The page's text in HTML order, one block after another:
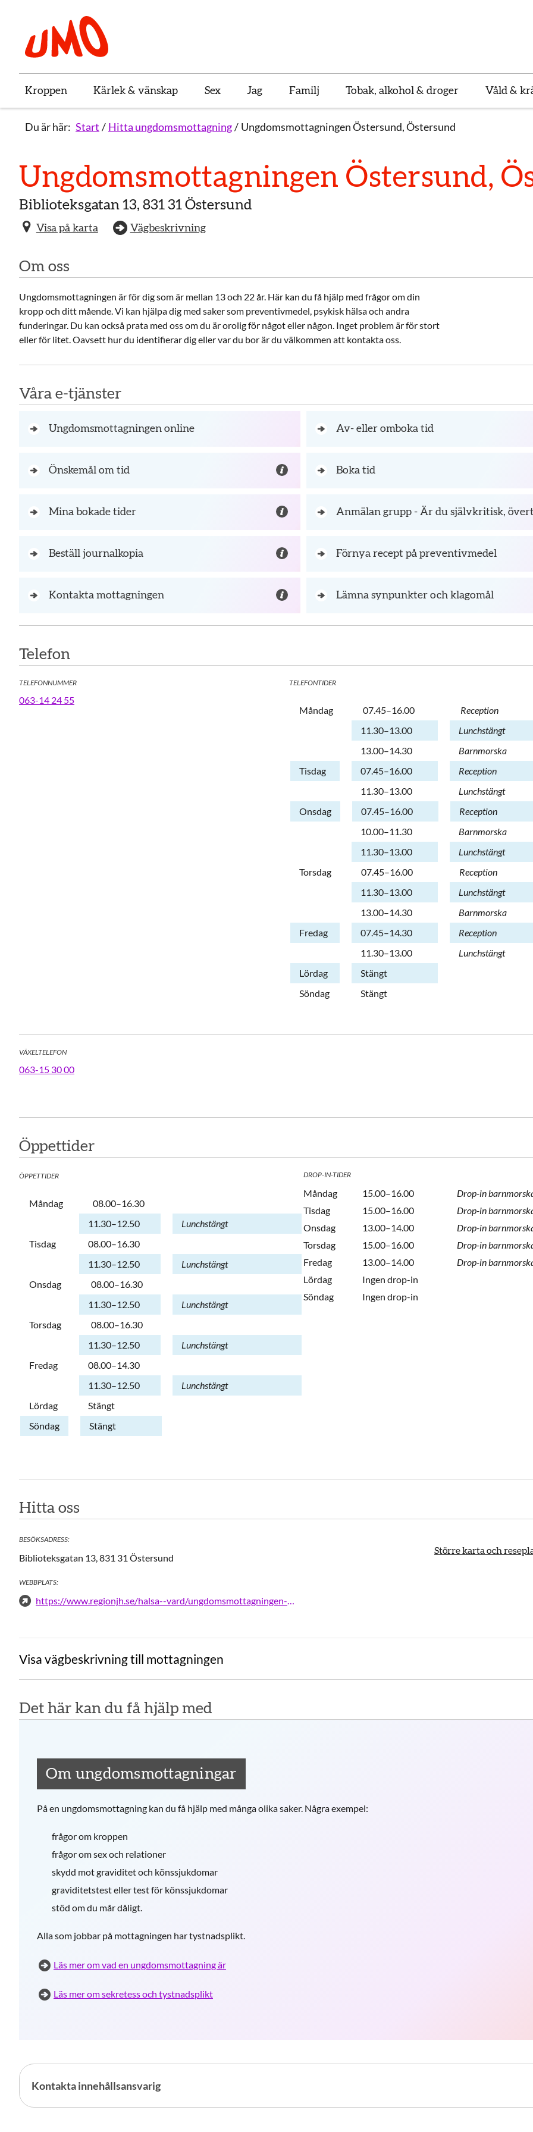
Till startsidan för Umo
Kroppen Kärlek & vänskap Sex Jag Familj Tobak, alkohol & droger Våld &
Du är här: Start Hitta ungdomsmottagning Ungdomsmottagningen Östersund, Östersund
Ungdoms­mottagningen Östersund,
Biblioteksgatan 13, 831 31 Östersund
Visa på karta Vägbeskrivning
Om oss
Ungdomsmottagningen är för dig som är mellan 13 och 22 år. Här kan du få hjälp med frågor om din
kropp och ditt mående. Vi kan hjälpa dig med saker som preventivmedel, psykisk hälsa och andra
funderingar. Du kan också prata med oss om du är orolig för något eller någon. Inget problem är för stort
eller för litet. Oavsett hur du identifierar dig eller var du bor är du välkommen att kontakta oss.
Våra e-tjänster
Ungdomsmottagningen online Av- eller omboka tid
Önskemål om tid Boka tid
Mina bokade tider
Beställ journalkopia Förnya recept på preventivmedel
Kontakta mottagningen Lämna synpunkter och klagomål
Telefon
TELEFONNUMMER
063-14 24 55
TELEFONTIDER
Dag
Öppettider
Kommentarer
Måndag 07.45–16.00
Reception
11.30–13.00
Lunchstängt
13.00–14.30
Barnmorska
Tisdag
07.45–16.00
Reception
11.30–13.00
Lunchstängt
Onsdag
07.45–16.00
Reception
10.00–11.30
Barnmorska
11.30–13.00
Lunchstängt
Torsdag
07.45–16.00
Reception
11.30–13.00
Lunchstängt
13.00–14.30
Barnmorska
Fredag
07.45–14.30
Reception
11.30–13.00
Lunchstängt
Lördag
Stängt
Söndag
Stängt
VÄXELTELEFON
063-15 30 00
Öppettider
ÖPPETTIDER
Dag
Öppettider
Kommentarer
Måndag
08.00–16.30
11.30–12.50
Lunchstängt
Tisdag
08.00–16.30
11.30–12.50
Lunchstängt
Onsdag
08.00–16.30
11.30–12.50
Lunchstängt
Torsdag
08.00–16.30
11.30–12.50
Lunchstängt
Fredag
08.00–14.30
11.30–12.50
Lunchstängt
Lördag
Stängt
Söndag
Stängt
DROP-IN-TIDER
Måndag 15.00–16.00
Drop-in
Tisdag
15.00–16.00
Drop-in
Onsdag
13.00–14.00
Drop-in
Torsdag
15.00–16.00
Drop-in
Fredag
13.00–14.00
Drop-in
Lördag
Ingen drop-in
Söndag
Ingen drop-in
Hitta oss
Större karta och
BESÖKSADRESS:
Biblioteksgatan 13, 831 31 Östersund
WEBBPLATS:
https://www.regionjh.se/halsa--vard/ungdomsmottagningen---noeredaastoehtimmie
Visa vägbeskrivning till mottagningen
Det här kan du få hjälp med
Om ungdomsmottagningar
På en ungdomsmottagning kan du få hjälp med många olika saker. Några exempel:
frågor om kroppen
frågor om sex och relationer
skydd mot graviditet och könssjukdomar
graviditetstest eller test för könssjukdomar
stöd om du mår dåligt.
Alla som jobbar på mottagningen har tystnadsplikt.
Läs mer om vad en ungdomsmottagning är
Läs mer om sekretess och tystnadsplikt
Kontakta innehållsansvarig